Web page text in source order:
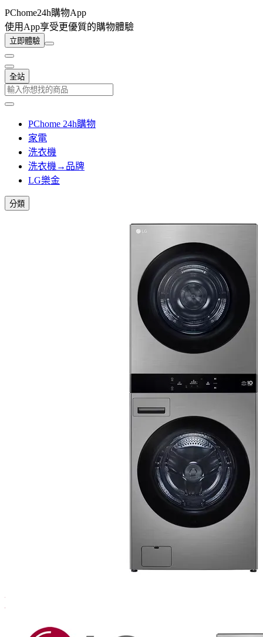
PChome24h購物App
使用App享受更優質的購物體驗
立即體驗
全站
PChome 24h購物
家電
洗衣機
洗衣機→品牌
LG樂金
分類